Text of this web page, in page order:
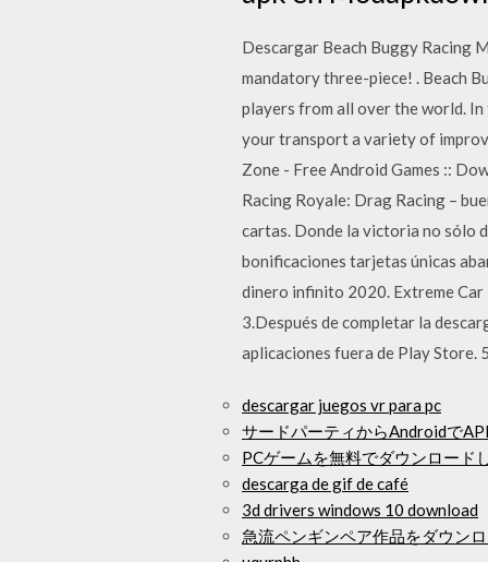
Descargar Beach Buggy Racing
mandatory three-piece! . Beach
players from all over the world.
your transport a variety of
Zone - Free Android Games ::
Racing Royale: Drag Racing –
cartas. Donde la victoria no sólo
bonificaciones tarjetas únicas
dinero infinito 2020. Extreme Car
3.Después de completar la
aplicaciones fuera de Play Store.
descargar juegos vr para pc
サードパーティからAndroidで
PCゲームを無料でダウンロード
descarga de gif de café
3d drivers windows 10 download
急流ペンギンペア作品をダウン